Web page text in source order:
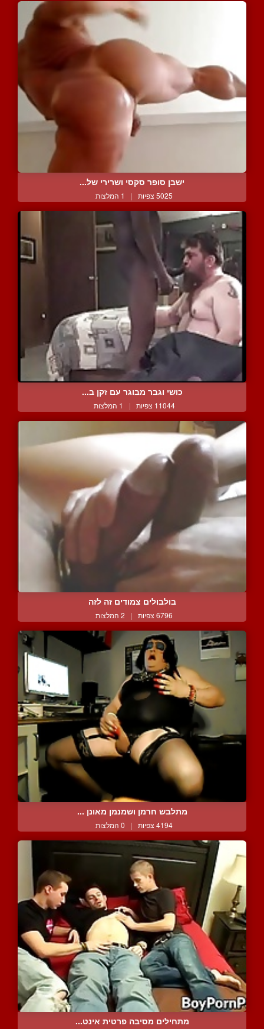
ישבן סופר סקסי ושרירי של...
5025 צפיות | 1 המלצות
כושי וגבר מבוגר עם זקן ב...
11044 צפיות | 1 המלצות
בולבולים צמודים זה לזה
6796 צפיות | 2 המלצות
מתלבש חרמן ושמנמן מאונן ...
4194 צפיות | 0 המלצות
מתחילים מסיבה פרטית אינט...